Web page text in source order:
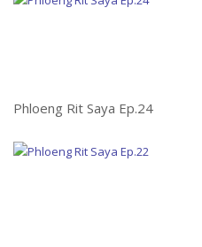
Phloeng Rit Saya Ep.24